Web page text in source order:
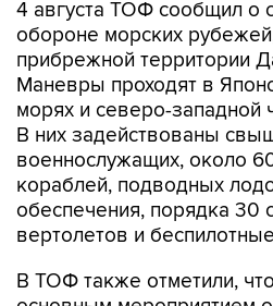
прибрежной территории
Маневры проходят в
морях и северо-западной
В них задействованы
военнослужащих, около
кораблей, подводных
обеспечения, порядка 30
вертолетов и
В ТОФ также отметили, что
боевой подготовки